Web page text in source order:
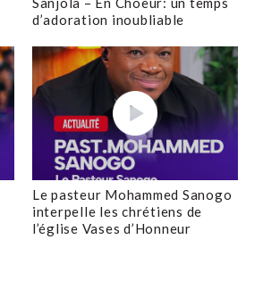
d’adoration inoubliable
Le pasteur Mohammed Sanogo
interpelle les chrétiens de
l’église Vases d’Honneur